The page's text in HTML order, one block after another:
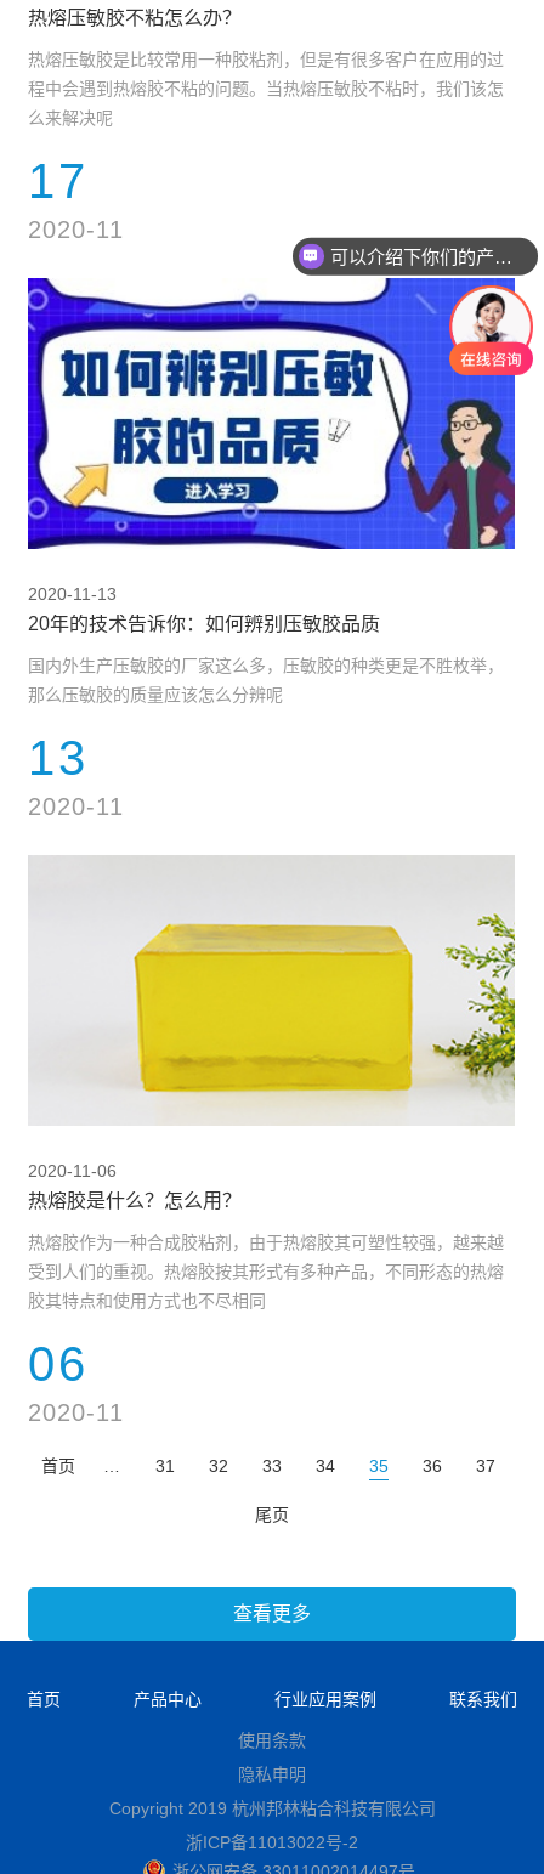
热熔压敏胶不粘怎么办？
热熔压敏胶是比较常用一种胶粘剂，但是有很多客户在应用的过
程中会遇到热熔胶不粘的问题。当热熔压敏胶不粘时，我们该怎
么来解决呢
17
2020-11
2020-11-13
20年的技术告诉你：如何辨别压敏胶品质
国内外生产压敏胶的厂家这么多，压敏胶的种类更是不胜枚举，
那么压敏胶的质量应该怎么分辨呢
13
2020-11
2020-11-06
热熔胶是什么？怎么用？
热熔胶作为一种合成胶粘剂，由于热熔胶其可塑性较强，越来越
受到人们的重视。热熔胶按其形式有多种产品，不同形态的热熔
胶其特点和使用方式也不尽相同
06
2020-11
首页 31 32 33 34 35 36 37
尾页
查看更多
首页 产品中心 行业应用案例 联系我们
使用条款
隐私申明
Copyright 2019 杭州邦林粘合科技有限公司
浙ICP备11013022号-2